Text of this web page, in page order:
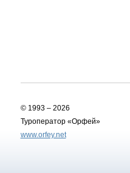
© 1993 – 2026
Туроператор «Орфей»
www.orfey.net